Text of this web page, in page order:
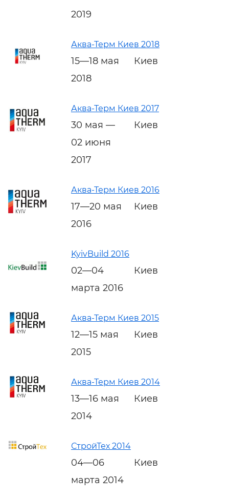
2019
Аква-Терм Киев 2018
15—18 мая
2018
Киев
Аква-Терм Киев 2017
30 мая —
02 июня
2017
Киев
Аква-Терм Киев 2016
17—20 мая
2016
Киев
KyivBuild 2016
02—04
марта 2016
Киев
Аква-Терм Киев 2015
12—15 мая
2015
Киев
Аква-Терм Киев 2014
13—16 мая
2014
Киев
СтройТех 2014
04—06
марта 2014
Киев